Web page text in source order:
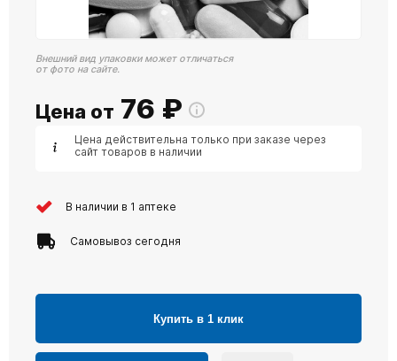
Внешний вид упаковки может отличаться
от фото на сайте.
Цена от 76 ₽
Цена действительна только при заказе через
сайт товаров в наличии
В наличии в 1 аптеке
Самовывоз сегодня
Купить в 1 клик